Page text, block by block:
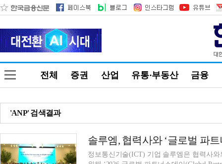
전체 증권 산업 유통·부동산 금융
'ANP' 검색결과
정보통신기술(ICT) 기업 솔루엠은 협력사